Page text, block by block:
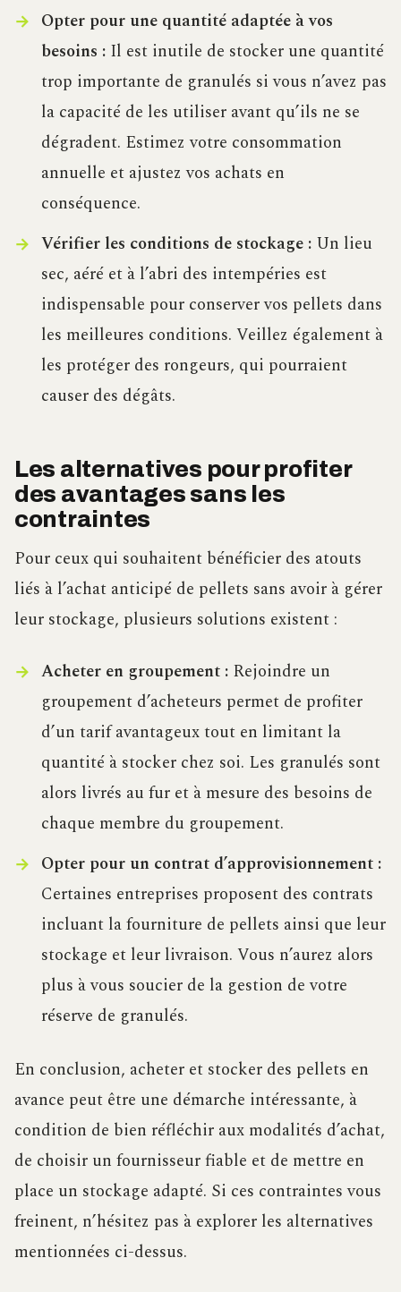
Opter pour une quantité adaptée à vos
besoins :Il est inutile de stocker une quantité
trop importante de granulés si vous n’avez pas
la capacité de les utiliser avant qu’ils ne se
dégradent. Estimez votre consommation
annuelle et ajustez vos achats en
conséquence.
Vérifier les conditions de stockage :Un lieu
sec, aéré et à l’abri des intempéries est
indispensable pour conserver vos pellets dans
les meilleures conditions. Veillez également à
les protéger des rongeurs, qui pourraient
causer des dégâts.
Les alternatives pour profiter
des avantages sans les
contraintes
Pour ceux qui souhaitent bénéficier des atouts
liés à l’achat anticipé de pellets sans avoir à gérer
leur stockage, plusieurs solutions existent :
Acheter en groupement :Rejoindre un
groupement d’acheteurs permet de profiter
d’un tarif avantageux tout en limitant la
quantité à stocker chez soi. Les granulés sont
alors livrés au fur et à mesure des besoins de
chaque membre du groupement.
Opter pour un contrat d’approvisionnement :
Certaines entreprises proposent des contrats
incluant la fourniture de pellets ainsi que leur
stockage et leur livraison. Vous n’aurez alors
plus à vous soucier de la gestion de votre
réserve de granulés.
En conclusion, acheter et stocker des pellets en
avance peut être une démarche intéressante, à
condition de bien réfléchir aux modalités d’achat,
de choisir un fournisseur fiable et de mettre en
place un stockage adapté. Si ces contraintes vous
freinent, n’hésitez pas à explorer les alternatives
mentionnées ci-dessus.